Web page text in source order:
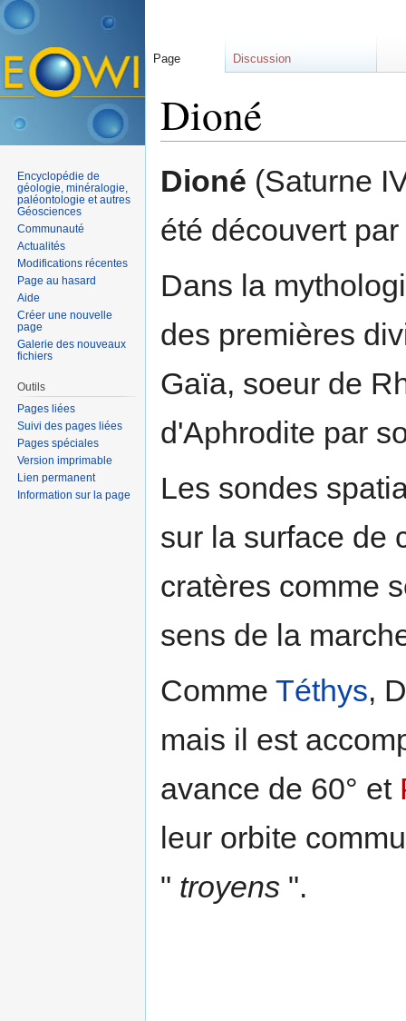
Dioné
Dioné (Saturne
été découvert
Dans la
des premières
Gaïa, soeur de
d'Aphrodite par
Les sondes
sur la surface de
cratères comme
sens de la
Comme Téthys,
mais il est
avance de 60° et
leur orbite
" troyens ".
Page Discussion
Encyclopédie de
géologie, minéralogie,
paléontologie et autres
Géosciences
Communauté
Actualités
Modifications récentes
Page au hasard
Aide
Créer une nouvelle
page
Galerie des nouveaux
fichiers
Outils
Pages liées
Suivi des pages liées
Pages spéciales
Version imprimable
Lien permanent
Information sur la page